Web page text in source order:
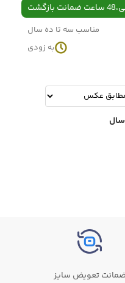
مناسب سه تا ده سال
به زودی
ضمانت تعویض سایز